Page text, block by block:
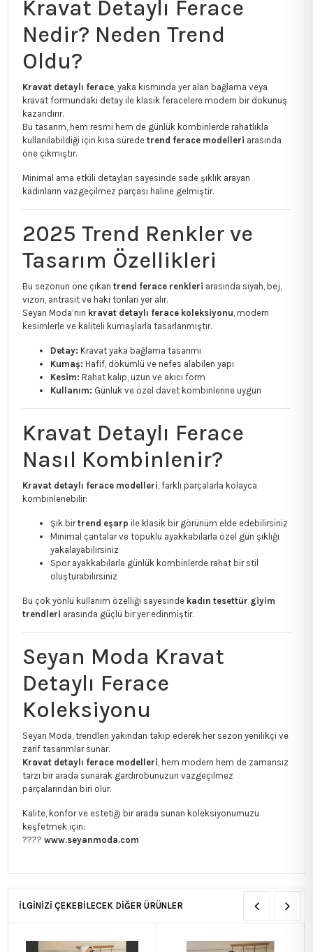
Kravat Detaylı Ferace
Nedir? Neden Trend
Oldu?
Kravat detaylı ferace, yaka kısmında yer alan bağlama veya
kravat formundaki detay ile klasik feracelere modern bir dokunuş
kazandırır.
Bu tasarım, hem resmi hem de günlük kombinlerde rahatlıkla
kullanılabildiği için kısa süredetrend ferace modelleri arasında
öne çıkmıştır.
Minimal ama etkili detayları sayesinde sade şıklık arayan
kadınların vazgeçilmez parçası haline gelmiştir.
2025 Trend Renkler ve
Tasarım Özellikleri
Bu sezonun öne çıkantrend ferace renkleri arasında siyah, bej,
vizon, antrasit ve haki tonları yer alır.
Seyan Moda’nın kravat detaylı ferace koleksiyonu, modern
kesimlerle ve kaliteli kumaşlarla tasarlanmıştır.
Detay: Kravat yaka bağlama tasarımı
Kumaş: Hafif, dökümlü ve nefes alabilen yapı
Kesim: Rahat kalıp, uzun ve akıcı form
Kullanım: Günlük ve özel davet kombinlerine uygun
Kravat Detaylı Ferace
Nasıl Kombinlenir?
Kravat detaylı ferace modelleri, farklı parçalarla kolayca
kombinlenebilir:
Şık birtrend eşarp ile klasik bir görünüm elde edebilirsiniz
Minimal çantalar ve topuklu ayakkabılarla özel gün şıklığı
yakalayabilirsiniz
Spor ayakkabılarla günlük kombinlerde rahat bir stil
oluşturabilirsiniz
Bu çok yönlü kullanım özelliği sayesinde kadın tesettür giyim
trendleri arasında güçlü bir yer edinmiştir.
Seyan Moda Kravat
Detaylı Ferace
Koleksiyonu
Seyan Moda, trendleri yakından takip ederek her sezon yenilikçi ve
zarif tasarımlar sunar.
Kravat detaylı ferace modelleri, hem modern hem de zamansız
tarzı bir arada sunarak gardırobunuzun vazgeçilmez
parçalarından biri olur.
Kalite, konfor ve estetiği bir arada sunan koleksiyonumuzu
keşfetmek için:
????www.seyanmoda.com
İLGİNİZİ ÇEKEBİLECEK DİĞER ÜRÜNLER